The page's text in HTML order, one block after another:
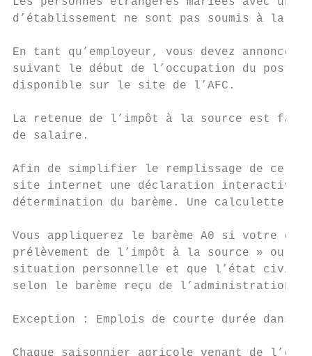
d’établissement ne sont pas soumis à la
En tant qu’employeur, vous devez
suivant le début de l’occupation du poste,
disponible sur le site de l’AFC.
La retenue de l’impôt à la source est
de salaire.
Afin de simplifier le remplissage de ce
site internet une déclaration interactive
détermination du barème. Une calculette
Vous appliquerez le barème A0 si votre
prélèvement de l’impôt à la source » ou
situation personnelle et que l’état civil
selon le barème reçu de l’administration
Exception : Emplois de courte durée dans
Chaque saisonnier agricole venant de